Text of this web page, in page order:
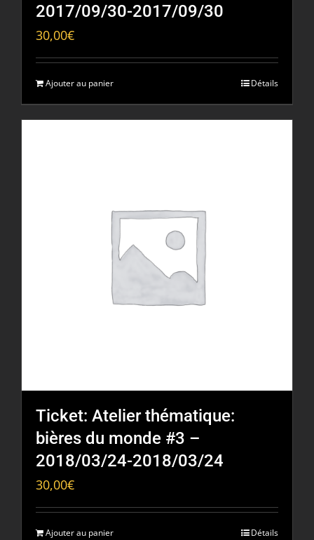
2017/09/30-2017/09/30
30,00€
Ajouter au panier Détails
Ticket: Atelier thématique:
bières du monde #3 –
2018/03/24-2018/03/24
30,00€
Ajouter au panier Détails